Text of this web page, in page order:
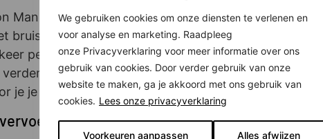
We gebruiken cookies om onze diensten te verlenen en
voor analyse en marketing. Raadpleeg
onze Privacyverklaring voor meer informatie over ons
gebruik van cookies. Door verder gebruik van onze
website te maken, ga je akkoord met ons gebruik van
cookies. Lees onze privacyverklaring
Voorkeuren aanpassen Alles afwijzen
Mandelapark is ideaal. Daar kun je wandelen,
bruisende Kwaku Summer Festival. Ook dicht bij
per week een gezellige, multiculturele markt
ligt de Arena Boulevard, met nog meer
je je wijk eigenlijk niet uit hoeft.